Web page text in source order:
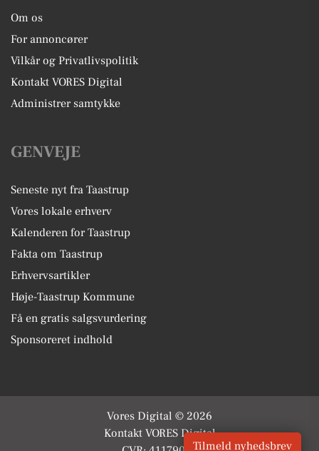
Om os
For annoncører
Vilkår og Privatlivspolitik
Kontakt VORES Digital
Administrer samtykke
GENVEJE
Seneste nyt fra Taastrup
Vores lokale erhverv
Kalenderen for Taastrup
Fakta om Taastrup
Erhvervsartikler
Høje-Taastrup Kommune
Få en gratis salgsvurdering
Sponsoreret indhold
Vores Digital © 2026
Kontakt VORES Digital
Tilmeld nyhedsbrev